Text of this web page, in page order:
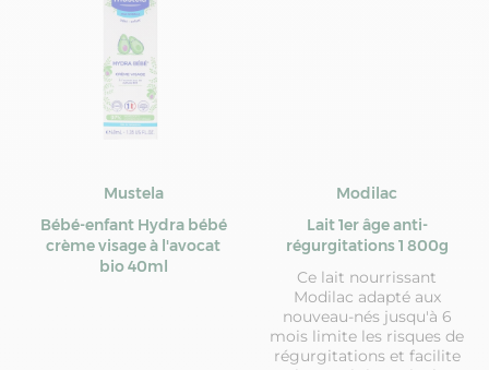
Mustela
Bébé-enfant Hydra bébé
crème visage à l'avocat
bio 40ml
Modilac
Lait 1er âge anti-
régurgitations 1 800g
Ce lait nourrissant
Modilac adapté aux
nouveau-nés jusqu'à 6
mois limite les risques de
régurgitations et facilite